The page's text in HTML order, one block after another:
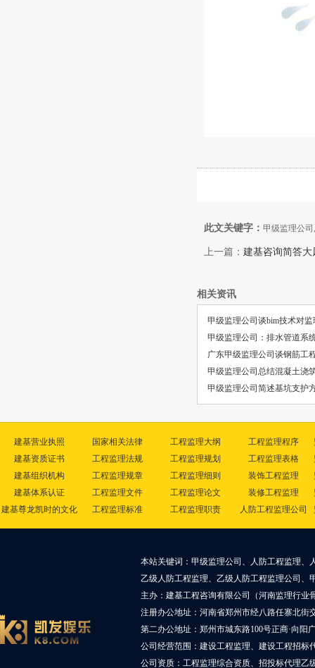
此文关键字： 甲级监理公
上一篇： 建基咨询简答
相关资讯
甲级监理公司谈bim技术对
甲级监理公司：排水管道系
广东甲级监理公司谈钢筋工
甲级监理公司总结混凝土浇
甲级监理公司简述基坑支护
建基营业执照
建基资质证书
建基组织机构
建基体系认证
建基尊龙凯时的文化
国家相关法律
工程监理法规
工程监理规章
工程监理文件
工程监理标准
工程监理大纲
工程监理规划
工程监理细则
工程监理论文
工程监理职责
工程监理程序
工程监理表格
装饰工程监理
装修工程监理
人防工程监理公司
本站关键词：甲级监理公司、人防工程监理、
乙级人防工程监理、乙级人防工程监理公司、
主办：建基工程咨询有限公司（河南监理行业
注册办公地址：河南省郑州市经八路任寨北街
第二办公地址：郑州市城东路100号正商·向阳
公司经营范围：建设工程监理、建设工程招标
公司资质：工程监理综合资质、招投标代理乙